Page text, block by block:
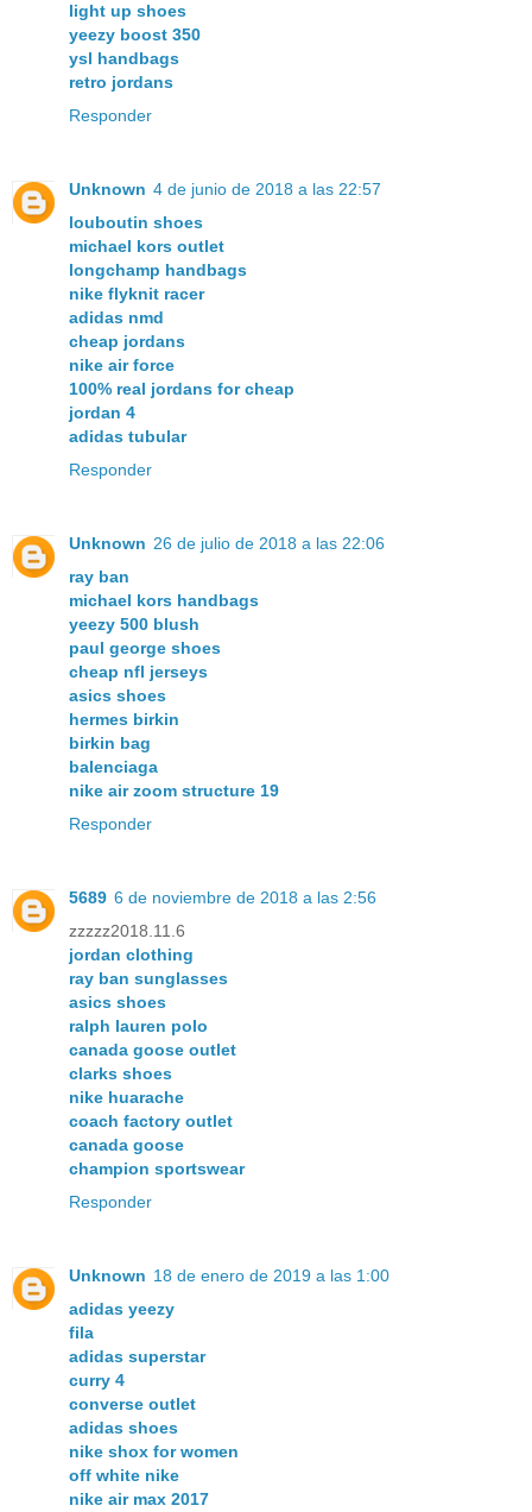
light up shoes
yeezy boost 350
ysl handbags
retro jordans
Responder
Unknown 4 de junio de 2018 a las 22:57
louboutin shoes
michael kors outlet
longchamp handbags
nike flyknit racer
adidas nmd
cheap jordans
nike air force
100% real jordans for cheap
jordan 4
adidas tubular
Responder
Unknown 26 de julio de 2018 a las 22:06
ray ban
michael kors handbags
yeezy 500 blush
paul george shoes
cheap nfl jerseys
asics shoes
hermes birkin
birkin bag
balenciaga
nike air zoom structure 19
Responder
5689 6 de noviembre de 2018 a las 2:56
zzzzz2018.11.6
jordan clothing
ray ban sunglasses
asics shoes
ralph lauren polo
canada goose outlet
clarks shoes
nike huarache
coach factory outlet
canada goose
champion sportswear
Responder
Unknown 18 de enero de 2019 a las 1:00
adidas yeezy
fila
adidas superstar
curry 4
converse outlet
adidas shoes
nike shox for women
off white nike
nike air max 2017